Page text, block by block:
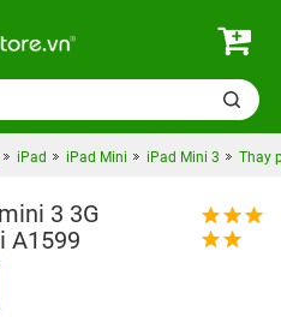
iPad iPad Mini iPad Mini 3 Thay
3 3G
A1599